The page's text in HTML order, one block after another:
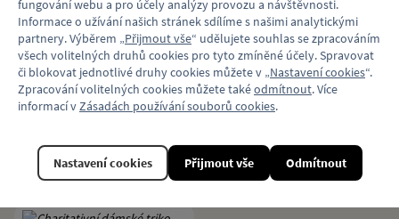
Bílé sportovní triko s motivem
autobusu Ikarus 280.
399 Kč
Detail
Klokart (kolekce
Transport)
Pánské charitativní triko s motivem
Transport od Janka Rubeše a Matěje
Janáka, kterým přispějete na
projekt Klokánek Fondu
ohrožených dětí.
450 Kč
Detail
fungování webu a pro účely analýzy provozu a návštěvnosti.
Informace o užívání našich stránek sdílíme s našimi analytickými
partnery. Výběrem „Přijmout vše“ udělujete souhlas se zpracováním
všech volitelných druhů cookies pro tyto zmíněné účely. Spravovat
či blokovat jednotlivé druhy cookies můžete v „Nastavení cookies“.
Zpracování volitelných cookies můžete takéodmítnout. Více
informací vZásadách používání souborů cookies.
Odmítnout
Nastavení cookies Přijmout vše